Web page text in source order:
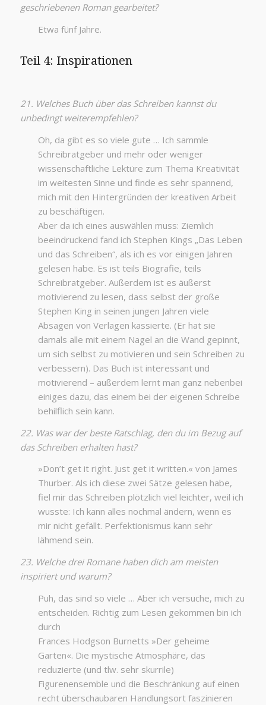
geschriebenen Roman gearbeitet?
Etwa fünf Jahre.
Teil 4: Inspirationen
21. Welches Buch über das Schreiben kannst du
unbedingt weiterempfehlen?
Oh, da gibt es so viele gute … Ich sammle
Schreibratgeber und mehr oder weniger
wissenschaftliche Lektüre zum Thema Kreativität
im weitesten Sinne und finde es sehr spannend,
mich mit den Hintergründen der kreativen Arbeit
zu beschäftigen.
Aber da ich eines auswählen muss: Ziemlich
beeindruckend fand ich Stephen Kings „Das Leben
und das Schreiben“, als ich es vor einigen Jahren
gelesen habe. Es ist teils Biografie, teils
Schreibratgeber. Außerdem ist es äußerst
motivierend zu lesen, dass selbst der große
Stephen King in seinen jungen Jahren viele
Absagen von Verlagen kassierte. (Er hat sie
damals alle mit einem Nagel an die Wand gepinnt,
um sich selbst zu motivieren und sein Schreiben zu
verbessern). Das Buch ist interessant und
motivierend – außerdem lernt man ganz nebenbei
einiges dazu, das einem bei der eigenen Schreibe
behilflich sein kann.
22. Was war der beste Ratschlag, den du im Bezug auf
das Schreiben erhalten hast?
»Don’t get it right. Just get it written.« von James
Thurber. Als ich diese zwei Sätze gelesen habe,
fiel mir das Schreiben plötzlich viel leichter, weil ich
wusste: Ich kann alles nochmal ändern, wenn es
mir nicht gefällt. Perfektionismus kann sehr
lähmend sein.
23. Welche drei Romane haben dich am meisten
inspiriert und warum?
Puh, das sind so viele … Aber ich versuche, mich zu
entscheiden. Richtig zum Lesen gekommen bin ich
durch
Frances Hodgson Burnetts »Der geheime
Garten«. Die mystische Atmosphäre, das
reduzierte (und tlw. sehr skurrile)
Figurenensemble und die Beschränkung auf einen
recht überschaubaren Handlungsort faszinieren